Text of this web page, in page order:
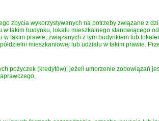
zbycia wykorzystywanych na potrzeby związane z
takim budynku, lokalu mieszkalnego stanowiącego
takim prawie, związanych z tym budynkiem lub
mieszkaniowej lub udziału w takim prawie.
pożyczek (kredytów), jeżeli umorzenie zobowiązań